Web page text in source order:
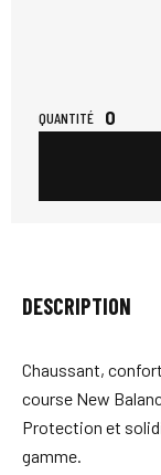
QUANTITÉ 0
DESCRIPTION
Chaussant,
course New
Protection et
gamme.